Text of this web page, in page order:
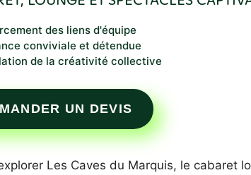
des liens d'équipe
conviviale et détendue
de la créativité collective
UN DEVIS
Les Caves du Marquis, le cabaret